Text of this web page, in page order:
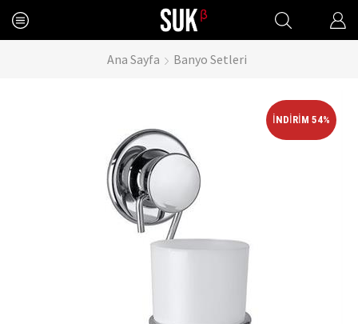
Ana Sayfa Banyo Setleri
İNDIRIM 54%